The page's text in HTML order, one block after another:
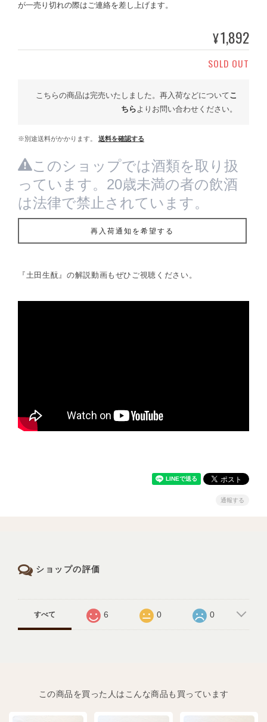
が一売り切れの際はご連絡を差し上げます。
¥1,892
SOLD OUT
こちらの商品は完売いたしました。再入荷などについてこ
ちらよりお問い合わせください。
※別途送料がかかります。 送料を確認する
このショップでは酒類を取り扱
っています。20歳未満の者の飲酒
は法律で禁止されています。
再入荷通知を希望する
『土田生酛』の解説動画もぜひご視聴ください。
通報する
ショップの評価
すべて 6 0 0
この商品を買った人はこんな商品も買っています